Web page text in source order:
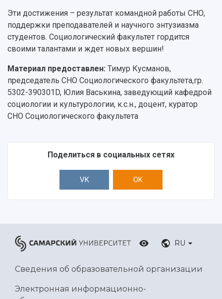
Эти достижения – результат командной работы СНО,
поддержки преподавателей и научного энтузиазма
студентов. Социологический факультет гордится
своими талантами и ждет новых вершин!
Материал предоставлен: Тимур Кусманов,
председатель СНО Социологического факультета,гр.
5302-390301D, Юлия Васькина, заведующий кафедрой
социологии и культурологии, к.с.н., доцент, куратор
СНО Социологического факультета
Поделиться в социальных сетях
VK OK
RU
Сведения об образовательной организации
Электронная информационно-